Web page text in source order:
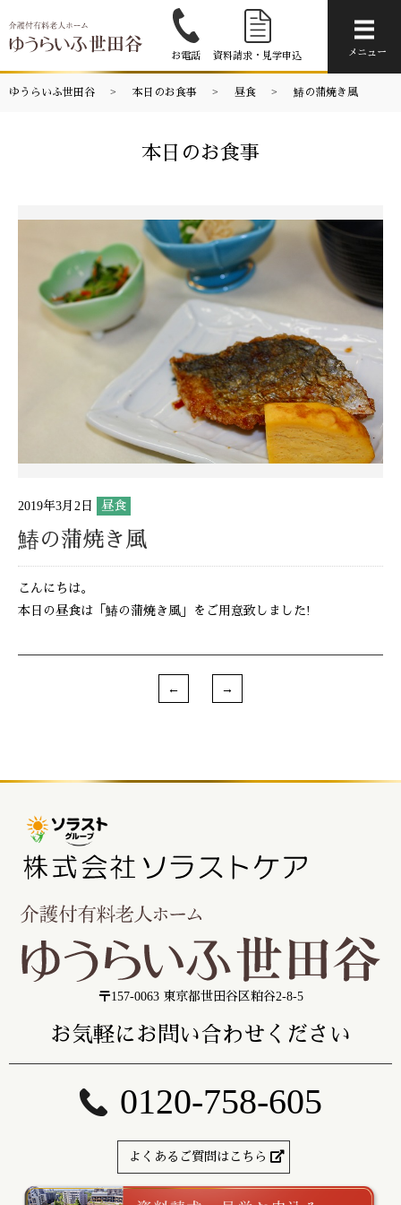
お電話 資料請求・見学申込 メニュー
ゆうらいふ世田谷 本日のお食事 昼食 鰆の蒲焼き風
本日のお食事
2019年3月2日 昼食
鰆の蒲焼き風
こんにちは。
本日の昼食は「鰆の蒲焼き風」をご用意致しました!
〒157-0063 東京都世田谷区粕谷2-8-5
お気軽にお問い合わせください
0120-758-605
よくあるご質問はこちら